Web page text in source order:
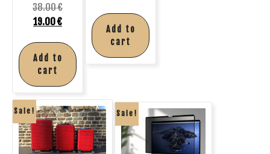
38.00€
19.00€
Add to
cart
Add to
cart
Sale! Sale!